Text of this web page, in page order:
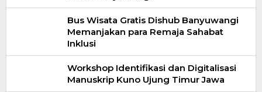
Bus Wisata Gratis Dishub Banyuwangi
Memanjakan para Remaja Sahabat
Inklusi
Workshop Identifikasi dan Digitalisasi
Manuskrip Kuno Ujung Timur Jawa